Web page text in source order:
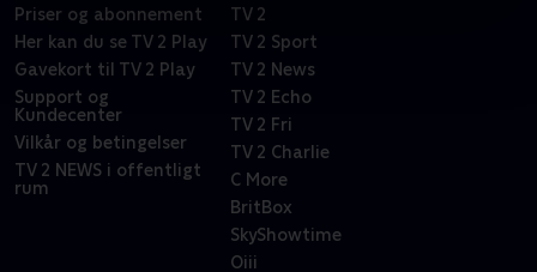
Priser og abonnement
Her kan du se TV 2 Play
Gavekort til TV 2 Play
Support og
Kundecenter
Vilkår og betingelser
TV 2 NEWS i offentligt
rum
TV 2
TV 2 Sport
TV 2 News
TV 2 Echo
TV 2 Fri
TV 2 Charlie
C More
BritBox
SkyShowtime
Oiii